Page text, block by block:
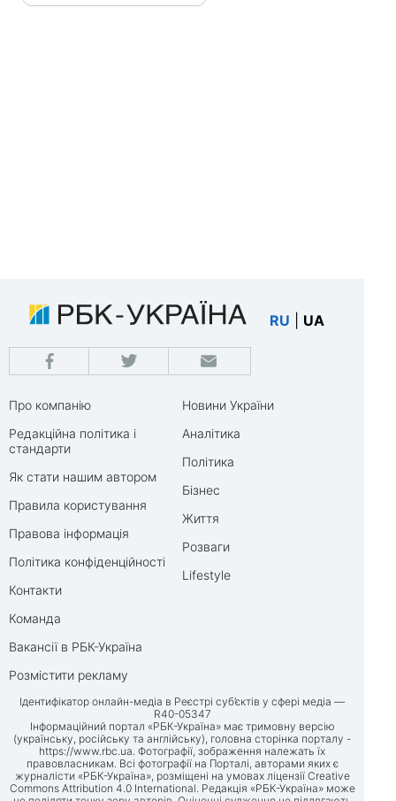
RU UA
Про компанію
Редакційна політика і
стандарти
Як стати нашим автором
Правила користування
Правова інформація
Політика конфіденційності
Контакти
Команда
Вакансії в РБК-Україна
Розмістити рекламу
Новини України
Аналітика
Політика
Бізнес
Життя
Розваги
Lifestyle
Ідентифікатор онлайн-медіа в Реєстрі суб’єктів у сфері медіа —
R40-05347
Інформаційний портал «РБК-Україна» має тримовну версію
(українську, російську та англійську), головна сторінка порталу -
https://www.rbc.ua. Фотографії, зображення належать їх
правовласникам. Всі фотографії на Порталі, авторами яких є
журналісти «РБК-Україна», розміщені на умовах ліцензії Creative
Commons Attribution 4.0 International. Редакція «РБК-Україна» може